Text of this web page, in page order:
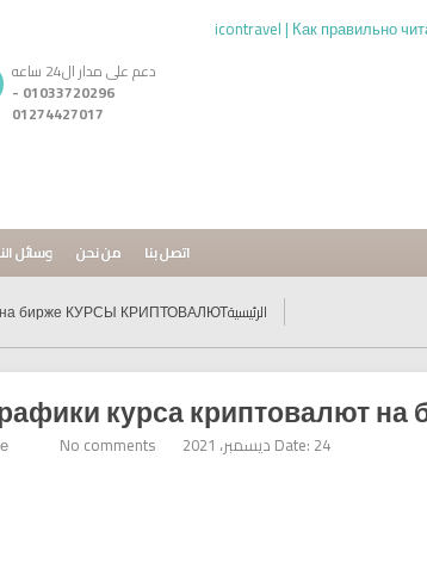
دعم على مدار ال24 ساعه
01033720296 -
01274427017
وسائل من نحن اتصل بنا
الرئيسيةна бирже КУРСЫ КРИПТОВАЛЮТ
курса криптовалют
Date: 24 ديسمبر، 2021 No comments